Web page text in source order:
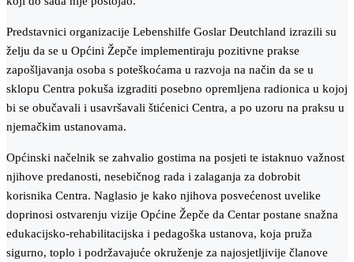
Predstavnici organizacije Lebenshilfe Goslar Deutchland izrazili su
želju da se u Općini Žepče implementiraju pozitivne prakse
zapošljavanja osoba s poteškoćama u razvoja na način da se u
sklopu Centra pokuša izgraditi posebno opremljena radionica u kojoj
bi se obučavali i usavršavali štićenici Centra, a po uzoru na praksu u
njemačkim ustanovama.
Općinski načelnik se zahvalio gostima na posjeti te istaknuo važnost
njihove predanosti, nesebičnog rada i zalaganja za dobrobit
korisnika Centra. Naglasio je kako njihova posvećenost uvelike
doprinosi ostvarenju vizije Općine Žepče da Centar postane snažna
edukacijsko-rehabilitacijska i pedagoška ustanova, koja pruža
sigurno, toplo i podržavajuće okruženje za najosjetljivije članove